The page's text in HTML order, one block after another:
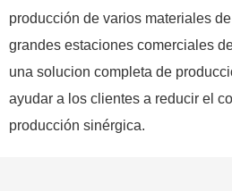
producción de varios materiales
grandes estaciones comerciales
una solucion completa de
ayudar a los clientes a reducir el
producción sinérgica.